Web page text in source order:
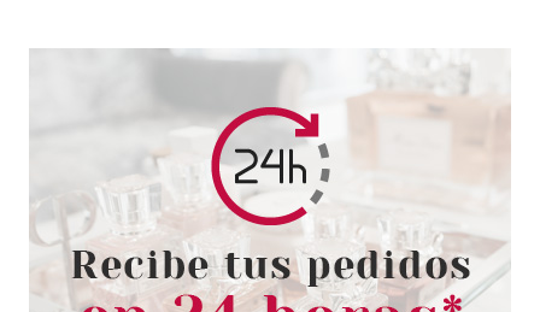
ESSENCE
ESSENCE HELLO KITTY
CEPILLO DE CEJAS Y
PESTAÑAS